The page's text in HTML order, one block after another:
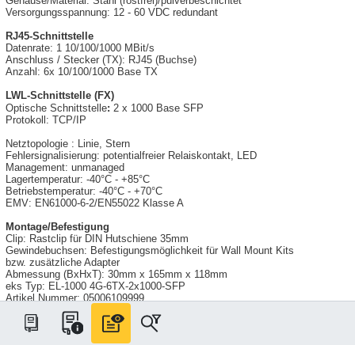
Versorgungsspannung: 12 - 60 VDC redundant
RJ45-Schnittstelle
Datenrate: 1 10/100/1000 MBit/s
Anschluss / Stecker (TX): RJ45 (Buchse)
Anzahl: 6x 10/100/1000 Base TX
LWL-Schnittstelle (FX)
Optische Schnittstelle: 2 x 1000 Base SFP
Protokoll: TCP/IP
Netztopologie : Linie, Stern
Fehlersignalisierung: potentialfreier Relaiskontakt, LED
Management: unmanaged
Lagertemperatur: -40°C - +85°C
Betriebstemperatur: -40°C - +70°C
EMV: EN61000-6-2/EN55022 Klasse A
Montage/Befestigung
Clip: Rastclip für DIN Hutschiene 35mm
Gewindebuchsen: Befestigungsmöglichkeit für Wall Mount Kits
bzw. zusätzliche Adapter
Abmessung (BxHxT): 30mm x 165mm x 118mm
eks Typ: EL-1000 4G-6TX-2x1000-SFP
Artikel Nummer: 05006109999
Hersteller/Lieferant: eks-Engel FOS GmbH &Co.KG
www.eks-engel.de